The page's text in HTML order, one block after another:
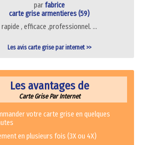
parfabrice
carte grise armentieres (59)
rapide , efficace ,professionnel. …
Les avis carte grise par internet >>
Les avantages de
Carte Grise Par Internet
votre carte grise en quelques
en plusieurs fois (3X ou 4X)